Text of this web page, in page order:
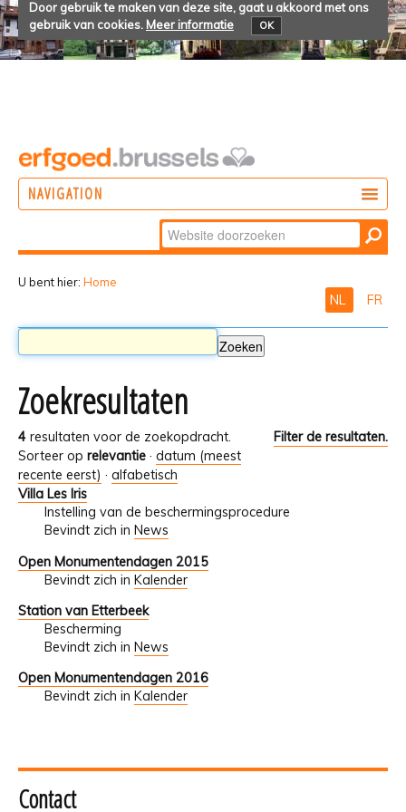
Door gebruik te maken van deze site, gaat u akkoord met ons
gebruik van cookies. Meer informatie OK
NAVIGATION
Zoek
Geavanceerd
U bent hier: Home
NL FR
Zoekresultaten
4 resultaten voor de zoekopdracht.
Filter de resultaten.
Sorteer op relevantie · datum (meest
recente eerst) · alfabetisch
Villa Les Iris
Instelling van de beschermingsprocedure
Bevindt zich in News
Open Monumentendagen 2015
Bevindt zich in Kalender
Station van Etterbeek
Bescherming
Bevindt zich in News
Open Monumentendagen 2016
Bevindt zich in Kalender
Contact